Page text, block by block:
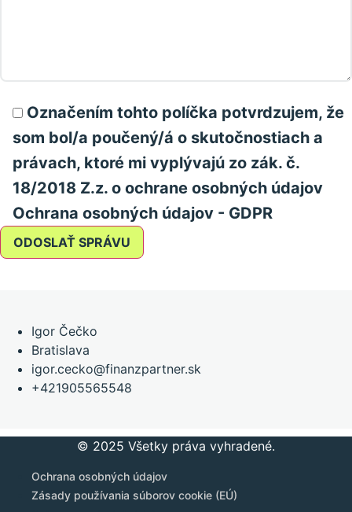
Označením tohto políčka potvrdzujem, že
som bol/a poučený/á o skutočnostiach a
právach, ktoré mi vyplývajú zo zák. č.
18/2018 Z.z. o ochrane osobných údajov
Ochrana osobných údajov - GDPR
Igor Čečko
Bratislava
igor.cecko@finanzpartner.sk
+421905565548
© 2025 Všetky práva vyhradené.
Ochrana osobných údajov
Zásady používania súborov cookie (EÚ)